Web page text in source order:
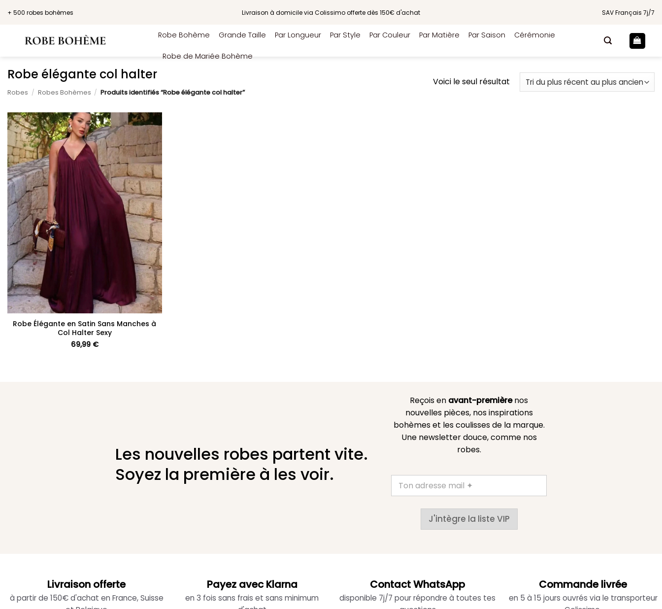
+ 500 robes bohèmes Livraison à domicile via Colissimo offerte dès 150€ d'achat SAV Français 7j/7
Robe Bohème Grande Taille Par Longueur Par Style Par Couleur Par Matière Par Saison Cérémonie
Robe de Mariée Bohème
Robe élégante col halter
Robes / Robes Bohèmes / Produits identifiés “Robe élégante col halter”
Voici le seul résultat
+
Robe Élégante en Satin Sans Manches à
Col Halter Sexy
69,99 €
Les nouvelles robes partent vite.
Soyez la première à les voir.
Reçois en avant-premièrenos
nouvelles pièces, nos inspirations
bohèmes et les coulisses de la marque.
Une newsletter douce, comme nos
robes.
J'intègre la liste VIP
Livraison offerte
à partir de 150€ d'achat en France, Suisse
Payez avec Klarna
en 3 fois sans frais et sans minimum
Contact WhatsApp
disponible 7j/7 pour répondre à toutes tes
Commande livrée
en 5 à 15 jours ouvrés via le transporteur